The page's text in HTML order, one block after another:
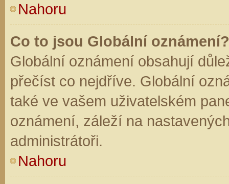
Nahoru
Co to jsou Globální oznámení?
Globální oznámení obsahují
přečíst co nejdříve. Globální
také ve vašem uživatelském
oznámení, záleží na
administrátoři.
Nahoru